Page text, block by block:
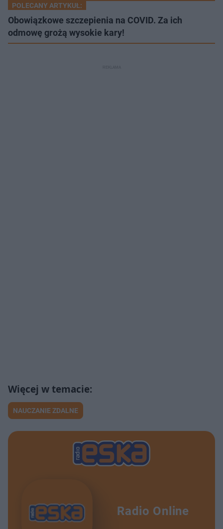
POLECANY ARTYKUŁ:
Obowiązkowe szczepienia na COVID. Za ich
odmowę grożą wysokie kary!
NAUCZANIE ZDALNE
Radio Online